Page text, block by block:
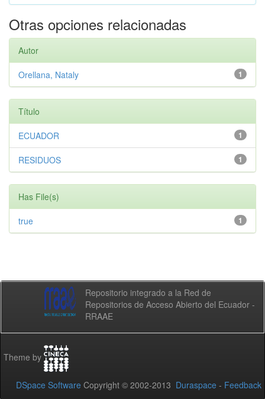
Otras opciones relacionadas
Autor
1
Orellana, Nataly
Título
1
ECUADOR
1
RESIDUOS
Has File(s)
1
true
Repositorio integrado a la Red de
Repositorios de Acceso Abierto del Ecuador -
RRAAE
Theme by
DSpace Software Copyright © 2002-2013 Duraspace - Feedback